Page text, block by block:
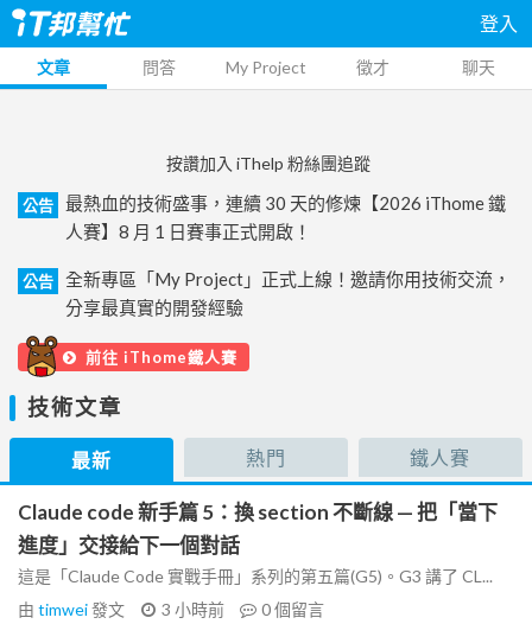
登入
文章 問答 My Project 徵才 聊天
按讚加入 iThelp 粉絲團追蹤
公告
最熱血的技術盛事，連續 30 天的修煉【2026 iThome 鐵
人賽】8 月 1 日賽事正式開啟！
公告
全新專區「My Project」正式上線！邀請你用技術交流，
分享最真實的開發經驗
前往 iThome鐵人賽
技術文章
最新 熱門 鐵人賽
Claude code 新手篇 5：換 section 不斷線 — 把「當下
進度」交接給下一個對話
這是「Claude Code 實戰手冊」系列的第五篇(G5)。G3 講了 CL...
由 timwei發文 3 小時前 0個留言